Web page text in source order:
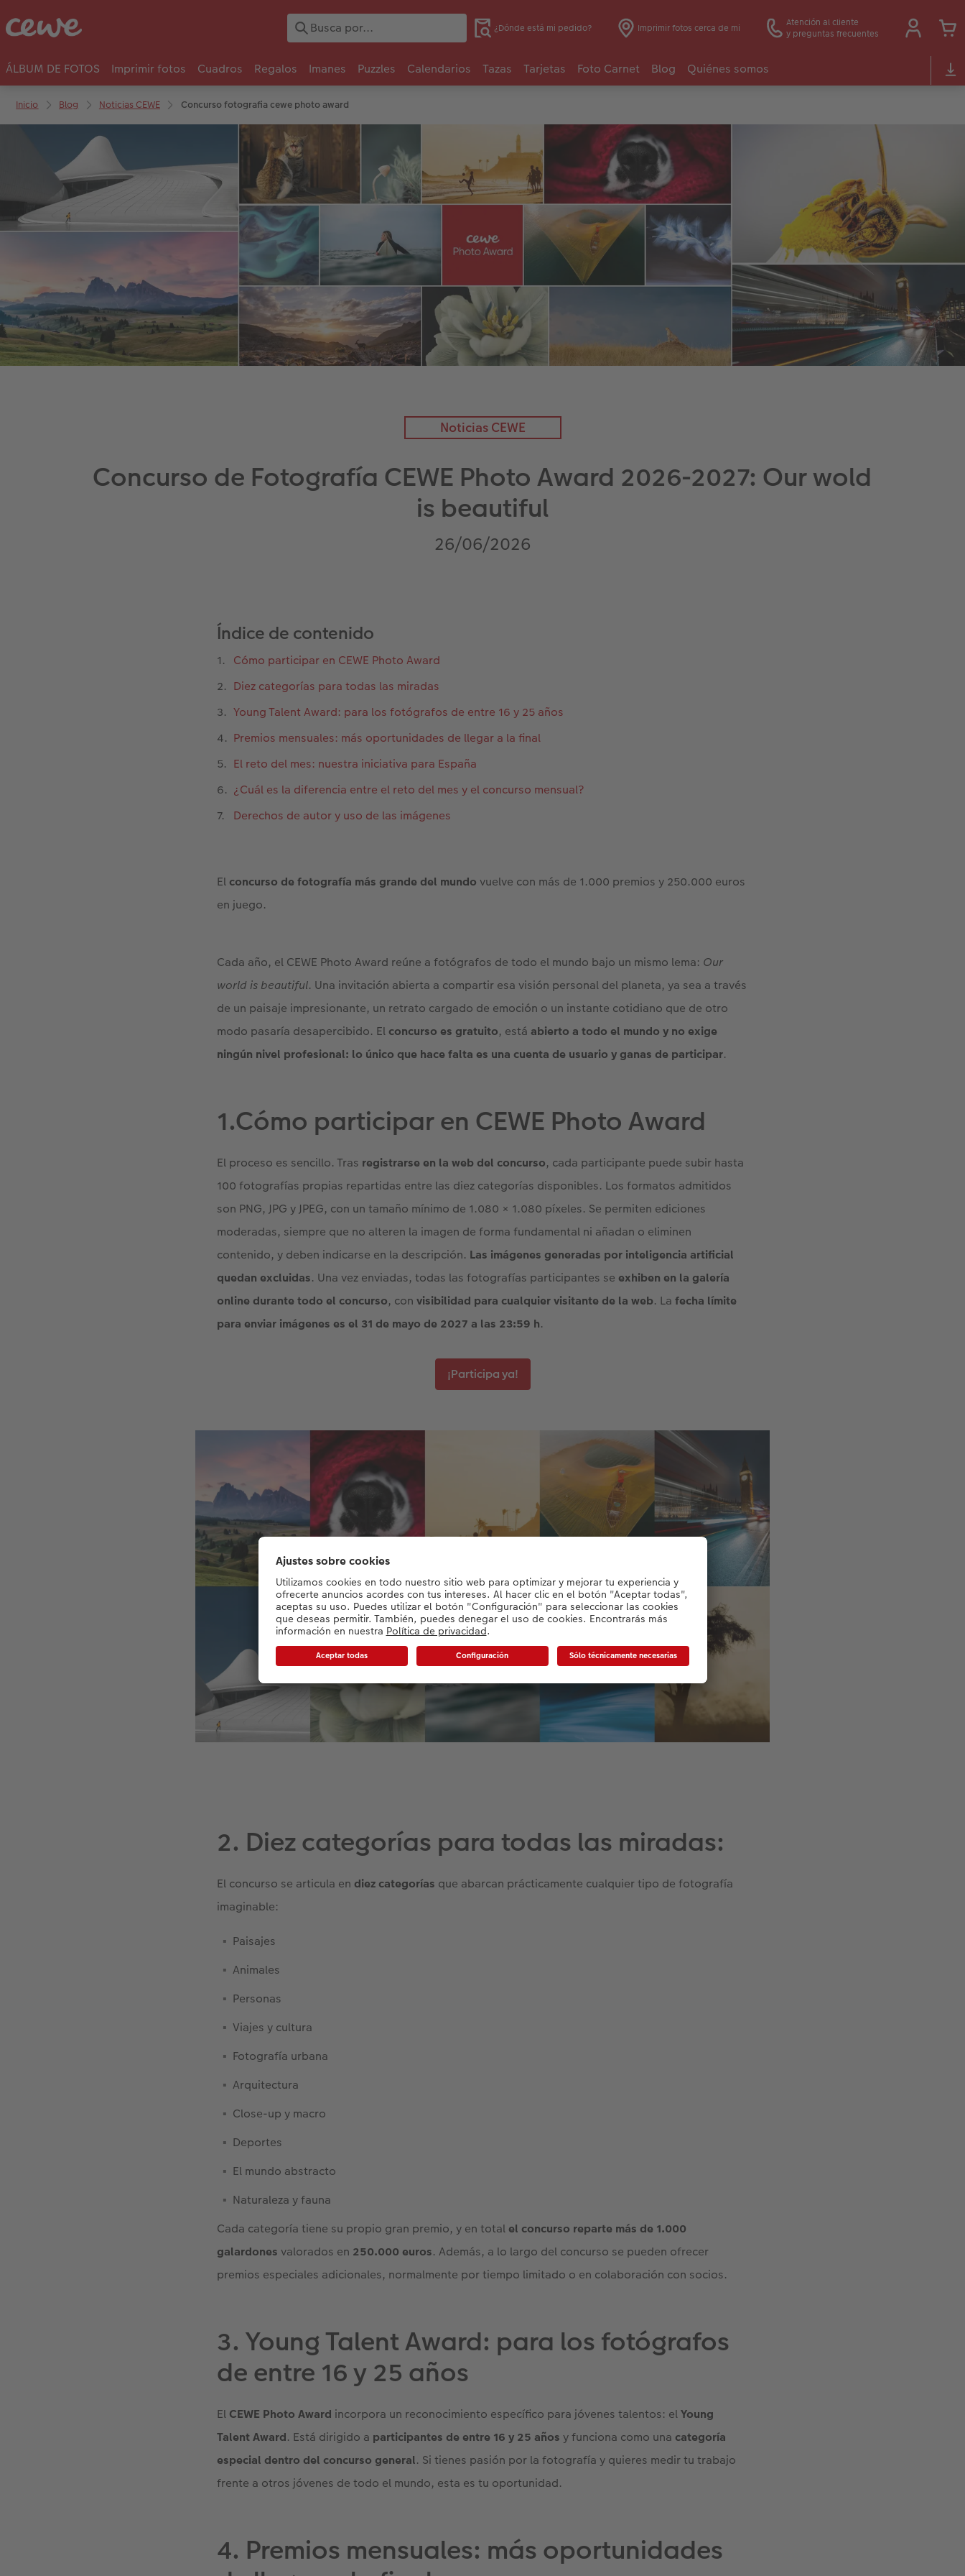
¿Dónde está mi pedido? Imprimir fotos cerca de mi
Atención al cliente
y preguntas frecuentes
ÁLBUM DE FOTOS Imprimir fotos Cuadros Regalos Imanes Puzzles Calendarios Tazas Tarjetas Foto Carnet Blog Quiénes somos
Inicio Blog Noticias CEWE Concurso fotografia cewe photo award
Noticias CEWE
Concurso de Fotografía CEWE Photo Award 2026-2027: Our wold
is beautiful
26/06/2026
Índice de contenido
Cómo participar en CEWE Photo Award
Diez categorías para todas las miradas
Young Talent Award: para los fotógrafos de entre 16 y 25 años
Premios mensuales: más oportunidades de llegar a la final
El reto del mes: nuestra iniciativa para España
¿Cuál es la diferencia entre el reto del mes y el concurso mensual?
Derechos de autor y uso de las imágenes
El concurso de fotografía más grande del mundo vuelve con más de 1.000 premios y 250.000 euros
en juego.
Cada año, el CEWE Photo Award reúne a fotógrafos de todo el mundo bajo un mismo lema: Our
world is beautiful. Una invitación abierta a compartir esa visión personal del planeta, ya sea a través
de un paisaje impresionante, un retrato cargado de emoción o un instante cotidiano que de otro
modo pasaría desapercibido. El concurso es gratuito, estáabierto a todo el mundo y no exige
ningún nivel profesional: lo único que hace falta es una cuenta de usuario y ganas de participar.
1.Cómo participar en CEWE Photo Award
El proceso es sencillo. Tras registrarse en la web del concurso, cada participante puede subir hasta
100 fotografías propias repartidas entre las diez categorías disponibles. Los formatos admitidos
son PNG, JPG y JPEG, con un tamaño mínimo de 1.080 × 1.080 píxeles. Se permiten ediciones
moderadas, siempre que no alteren la imagen de forma fundamental ni añadan o eliminen
contenido, y deben indicarse en la descripción. Las imágenes generadas por inteligencia artificial
quedan excluidas. Una vez enviadas, todas las fotografías participantes se exhiben en la galería
online durante todo el concurso, convisibilidad para cualquier visitante de la web. Lafecha límite
para enviar imágenes es el 31 de mayo de 2027 a las 23:59 h.
¡Participa ya!
2. Diez categorías para todas las miradas:
El concurso se articula en diez categorías que abarcan prácticamente cualquier tipo de fotografía
imaginable:
Paisajes
Animales
Personas
Viajes y cultura
Fotografía urbana
Arquitectura
Close-up y macro
Deportes
El mundo abstracto
Naturaleza y fauna
Cada categoría tiene su propio gran premio, y en total el concurso reparte más de 1.000
galardones valorados en 250.000 euros. Además, a lo largo del concurso se pueden ofrecer
premios especiales adicionales, normalmente por tiempo limitado o en colaboración con socios.
3. Young Talent Award: para los fotógrafos
de entre 16 y 25 años
El CEWE Photo Award incorpora un reconocimiento específico para jóvenes talentos: elYoung
Talent Award. Está dirigido a participantes de entre 16 y 25 años y funciona como una categoría
especial dentro del concurso general. Si tienes pasión por la fotografía y quieres medir tu trabajo
frente a otros jóvenes de todo el mundo, esta es tu oportunidad.
4. Premios mensuales: más oportunidades